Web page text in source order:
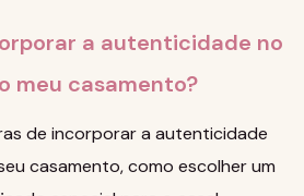
a autenticidade no
meu casamento?
de incorporar a autenticidade
casamento, como escolher um